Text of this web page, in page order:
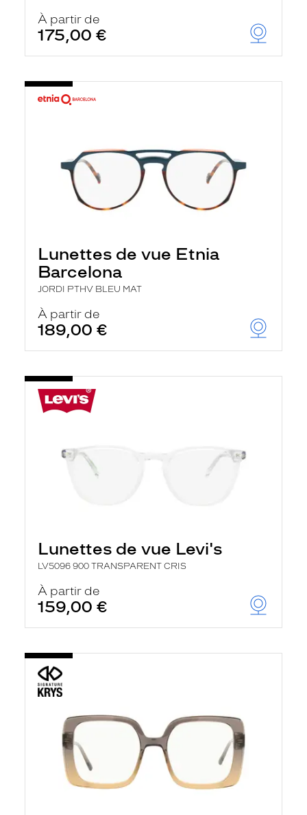
À partir de
175,00 €
Lunettes de vue Etnia
Barcelona
JORDI PTHV BLEU MAT
À partir de
189,00 €
Lunettes de vue Levi's
LV5096 900 TRANSPARENT CRIS
À partir de
159,00 €